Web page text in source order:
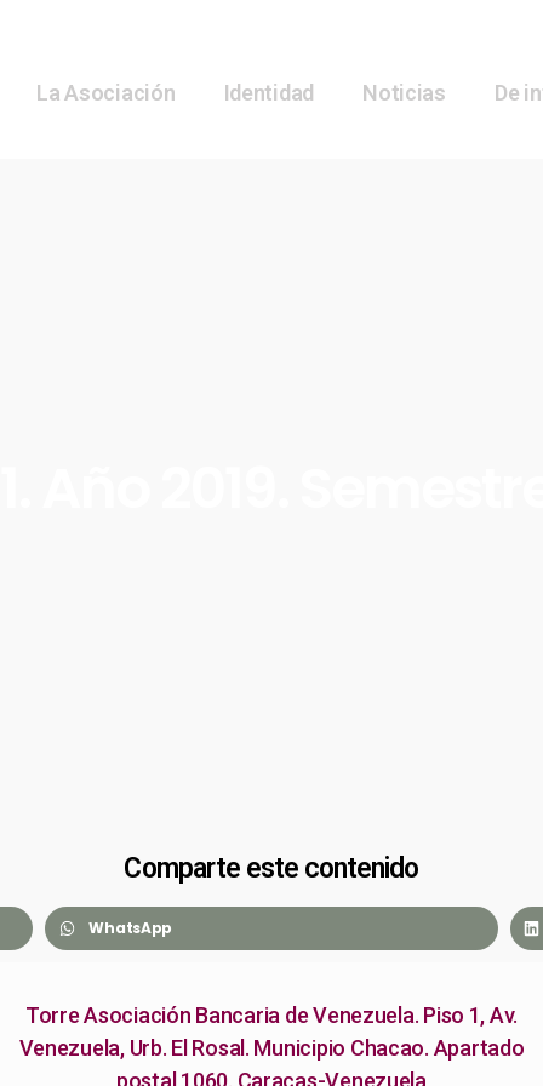
La Asociación Identidad Noticias De
Comparte este contenido
WhatsApp
Torre Asociación Bancaria de Venezuela. Piso 1, Av.
Venezuela, Urb. El Rosal. Municipio Chacao. Apartado
postal 1060. Caracas-Venezuela